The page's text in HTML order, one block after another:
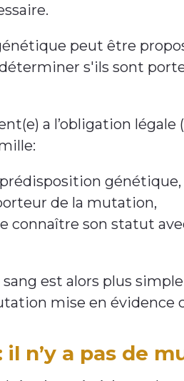
peut être
s'ils sont
a l’obligation
génétique,
de la mutation,
connaître son statut
sang est alors plus
mise en évidence
il n’y a pas de